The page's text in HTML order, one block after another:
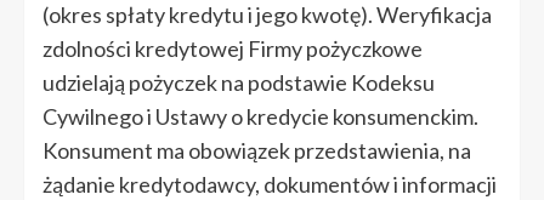
(okres spłaty kredytu i jego kwotę). Weryfikacja
zdolności kredytowej Firmy pożyczkowe
udzielają pożyczek na podstawie Kodeksu
Cywilnego i Ustawy o kredycie konsumenckim.
Konsument ma obowiązek przedstawienia, na
żądanie kredytodawcy, dokumentów i informacji